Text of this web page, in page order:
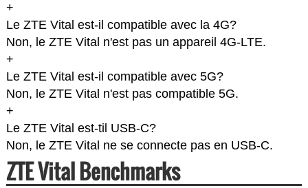
+
Le ZTE Vital est-il compatible avec la 4G?
Non, le ZTE Vital n'est pas un appareil 4G-LTE.
+
Le ZTE Vital est-il compatible avec 5G?
Non, le ZTE Vital n'est pas compatible 5G.
+
Le ZTE Vital est-til USB-C?
Non, le ZTE Vital ne se connecte pas en USB-C.
ZTE Vital Benchmarks